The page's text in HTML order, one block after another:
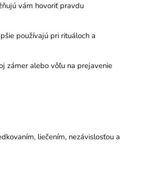
vám hovoriť pravdu
používajú pri rituáloch a
zámer alebo vôľu na prejavenie
liečením, nezávislosťou a